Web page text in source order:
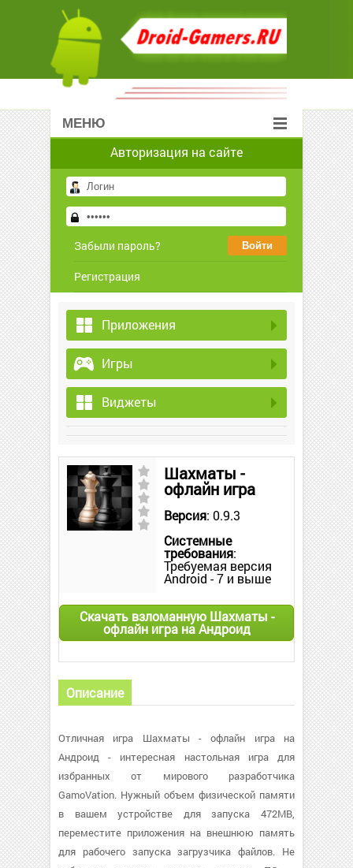
МЕНЮ
Авторизация на сайте
Забыли пароль?
Регистрация
Приложения
Игры
Виджеты
Шахматы -
офлайн игра
Версия: 0.9.3
Системные
требования:
Требуемая версия
Android - 7 и выше
Скачать взломанную Шахматы -
офлайн игра на Андроид
Описание
Отличная игра Шахматы - офлайн игра на
Андроид - интересная настольная игра для
избранных от мирового разработчика
GamoVation. Нужный объем физической памяти
в вашем устройстве для запуска 472MB,
переместите приложения на внешнюю память
для рабочего запуска загрузчика файлов. Не